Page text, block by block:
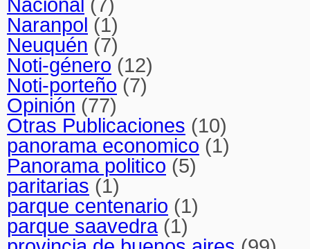
Naranpol (1)
Neuquén (7)
Noti-género (12)
Noti-porteño (7)
Opinión (77)
Otras Publicaciones (10)
panorama economico (1)
Panorama politico (5)
paritarias (1)
parque centenario (1)
parque saavedra(1)